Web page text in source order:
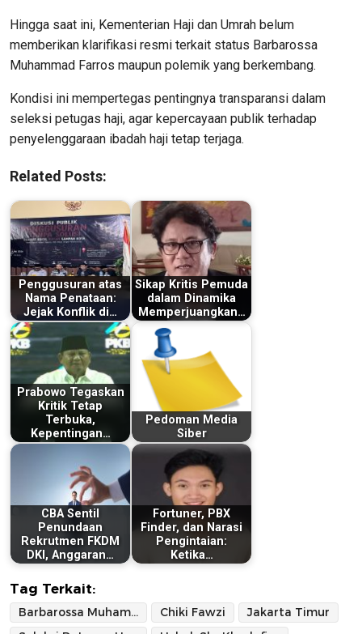
Hingga saat ini, Kementerian Haji dan Umrah belum
memberikan klarifikasi resmi terkait status Barbarossa
Muhammad Farros maupun polemik yang berkembang.
Kondisi ini mempertegas pentingnya transparansi dalam
seleksi petugas haji, agar kepercayaan publik terhadap
penyelenggaraan ibadah haji tetap terjaga.
Related Posts:
Penggusuran atas
Nama Penataan:
Jejak Konflik di…
Sikap Kritis Pemuda
dalam Dinamika
Memperjuangkan…
Prabowo Tegaskan
Kritik Tetap
Terbuka,
Kepentingan…
Pedoman Media
Siber
CBA Sentil
Penundaan
Rekrutmen FKDM
DKI, Anggaran…
Fortuner, PBX
Finder, dan Narasi
Pengintaian:
Ketika…
Tag Terkait:
Barbarossa Muhammad Farros Chiki Fawzi
Jakarta Timur